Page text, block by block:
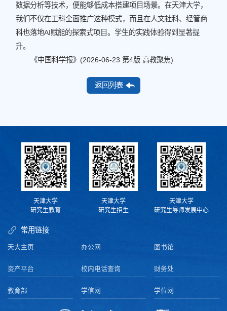
数据分析等技术，便能够低成本搭建项目场景。在天津大学，
我们不仅在工科全面推广这种模式，而且在人文社科、经管商
科也落地AI赋能的探索式项目。学生的实践体验得到显著提
升。
《中国科学报》(2026-06-23 第4版 高教聚焦)
返回列表
天津大学
研究生教育
天津大学
研究生招生
天津大学
研究生导师发展中心
常用链接
天大主页 办公网 图书馆
资产平台 校内电话查询 财务处
教育部 学信网 学位网